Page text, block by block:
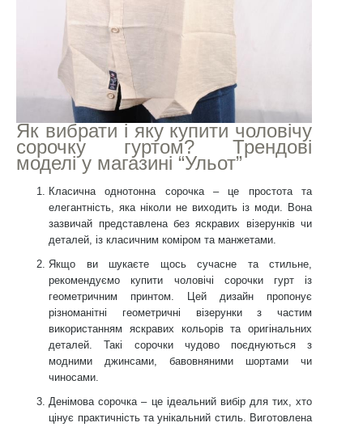
Як вибрати і яку купити чоловічу
сорочку гуртом? Трендові
моделі у магазині “Ульот”
Класична однотонна сорочка – це простота та
елегантність, яка ніколи не виходить із моди. Вона
зазвичай представлена без яскравих візерунків чи
деталей, із класичним коміром та манжетами.
Якщо ви шукаєте щось сучасне та стильне,
рекомендуємо купити чоловічі сорочки гурт із
геометричним принтом. Цей дизайн пропонує
різноманітні геометричні візерунки з частим
використанням яскравих кольорів та оригінальних
деталей. Такі сорочки чудово поєднуються з
модними джинсами, бавовняними шортами чи
чиносами.
Денімова сорочка – це ідеальний вибір для тих, хто
цінує практичність та унікальний стиль. Виготовлена